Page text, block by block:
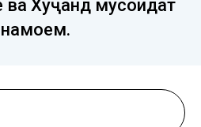
ва Хуҷанд мусоидат